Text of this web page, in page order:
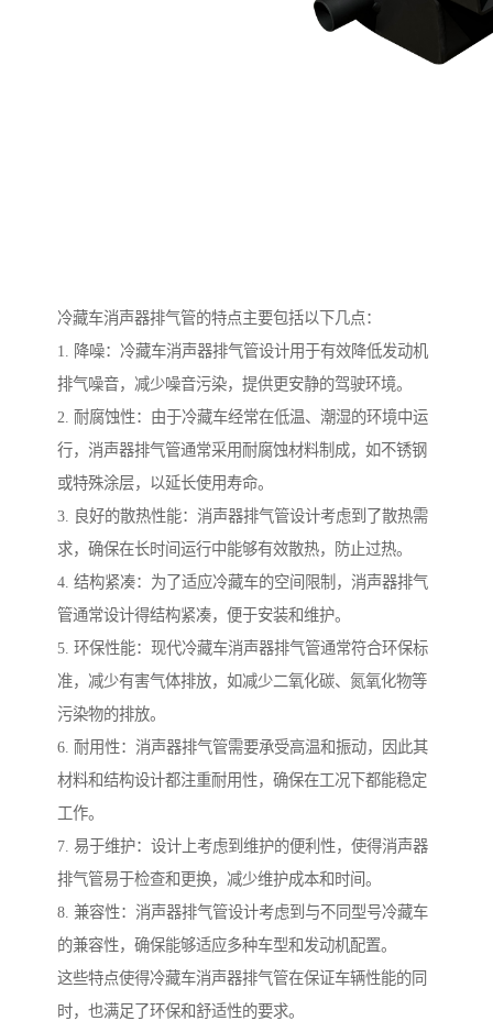
冷藏车消声器排气管的特点主要包括以下几点：
1. 降噪：冷藏车消声器排气管设计用于有效降低发动机
排气噪音，减少噪音污染，提供更安静的驾驶环境。
2. 耐腐蚀性：由于冷藏车经常在低温、潮湿的环境中运
行，消声器排气管通常采用耐腐蚀材料制成，如不锈钢
或特殊涂层，以延长使用寿命。
3. 良好的散热性能：消声器排气管设计考虑到了散热需
求，确保在长时间运行中能够有效散热，防止过热。
4. 结构紧凑：为了适应冷藏车的空间限制，消声器排气
管通常设计得结构紧凑，便于安装和维护。
5. 环保性能：现代冷藏车消声器排气管通常符合环保标
准，减少有害气体排放，如减少二氧化碳、氮氧化物等
污染物的排放。
6. 耐用性：消声器排气管需要承受高温和振动，因此其
材料和结构设计都注重耐用性，确保在工况下都能稳定
工作。
7. 易于维护：设计上考虑到维护的便利性，使得消声器
排气管易于检查和更换，减少维护成本和时间。
8. 兼容性：消声器排气管设计考虑到与不同型号冷藏车
的兼容性，确保能够适应多种车型和发动机配置。
这些特点使得冷藏车消声器排气管在保证车辆性能的同
时，也满足了环保和舒适性的要求。